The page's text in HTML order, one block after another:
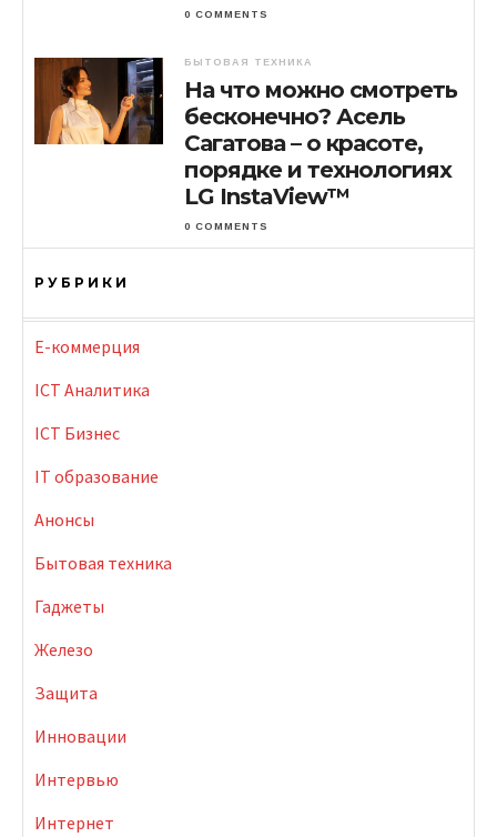
0 COMMENTS
БЫТОВАЯ ТЕХНИКА
На что можно смотреть
бесконечно? Асель
Сагатова – о красоте,
порядке и технологиях
LG InstaView™
0 COMMENTS
РУБРИКИ
E-коммерция
ICT Аналитика
ICT Бизнес
IT образование
Анонсы
Бытовая техника
Гаджеты
Железо
Защита
Инновации
Интервью
Интернет